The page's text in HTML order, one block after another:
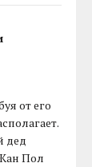
от его
дед
Пол